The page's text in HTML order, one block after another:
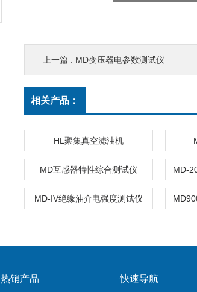
上一篇 : MD变压器电参数测试仪
相关产品：
HL聚集真空滤油机
MD互感器特性综合测试仪
MD-IV绝缘油介电强度测试仪
热销产品 快速导航